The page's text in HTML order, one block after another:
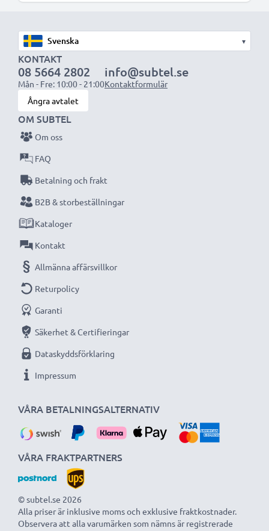
▾
KONTAKT
08 5664 2802
Mån - Fre: 10:00 - 21:00
info@subtel.se
Kontaktformulär
Ångra avtalet
VÅRA BETALNINGSALTERNATIV
OM SUBTEL
Om oss
FAQ
Betalning och frakt
B2B & storbeställningar
Kataloger
Kontakt
Allmänna affärsvillkor
Returpolicy
Garanti
Säkerhet & Certifieringar
Dataskyddsförklaring
Impressum
VÅRA FRAKTPARTNERS
© subtel.se 2026
Alla priser är inklusive moms och exklusive fraktkostnader.
Observera att alla varumärken som nämns är registrerade